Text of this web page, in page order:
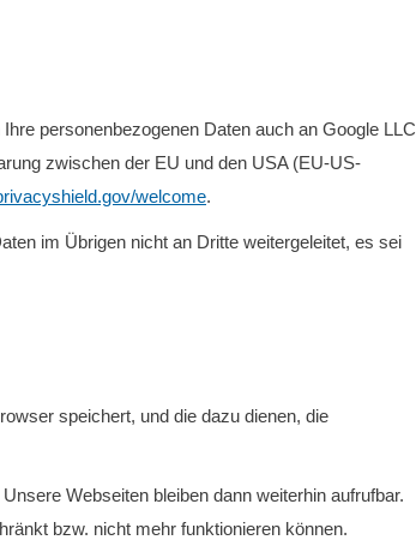
personenbezogenen Daten auch an Google LLC
zwischen der EU und den USA (EU-US-
welcome.
im Übrigen nicht an Dritte weitergeleitet, es sei
speichert, und die dazu dienen, die
Webseiten bleiben dann weiterhin aufrufbar.
bzw. nicht mehr funktionieren können.